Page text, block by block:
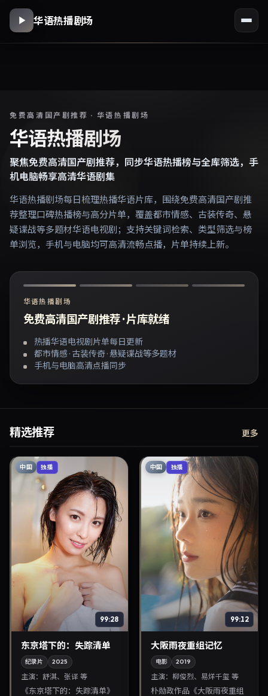
华语热播剧场
免费高清国产剧推荐 · 华语热播剧场
华语热播剧场
聚焦免费高清国产剧推荐，同步华语热播榜与全库筛选，手
机电脑畅享高清华语剧集
华语热播剧场每日梳理热播华语片库，围绕免费高清国产剧推
荐整理口碑热播榜与高分片单，覆盖都市情感、古装传奇、悬
疑谍战等多题材华语电视剧；支持关键词检索、类型筛选与榜
单浏览，手机与电脑均可高清流畅点播，片单持续上新。
华语热播剧场
免费高清国产剧推荐 · 片库就绪
热播华语电视剧片单每日更新
都市情感 · 古装传奇 · 悬疑谍战等多题材
手机与电脑高清点播同步
精选推荐 更多
中国 独播
99:28
东京塔下的：失踪清单
纪录片 2025
主演： 舒淇、张译 等
《东京塔下的：失踪清单》
中国 独播
99:12
大阪雨夜重组记忆
电影 2019
主演：柳俊烈、易烊千玺 等
朴勋政作品《大阪雨夜重组